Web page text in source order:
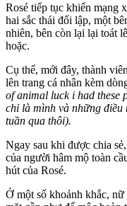
Rosé tiếp tục khiến mạng
hai sắc thái đối lập, một
nhiên, bên còn lại lại toát
hoặc.
Cụ thể, mới đây, thành
lên trang cá nhân kèm
of animal luck i had these
chỉ là mình và những điều
tuần qua thôi).
Ngay sau khi được chia
của người hâm mộ toàn
hút của Rosé.
Ở một số khoảnh khắc,